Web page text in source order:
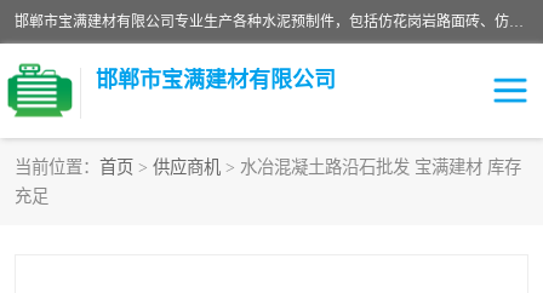
邯郸市宝满建材有限公司专业生产各种水泥预制件，包括仿花岗岩路面砖、仿花岗岩人行道砖、仿花岗岩路侧石、烧结砖、植草砖、码头砖连锁块、仿花岗岩路侧石、沙井盖、水泥盖板等各种水泥制品
邯郸市宝满建材有限公司
当前位置： 首页 > 供应商机 > 水冶混凝土路沿石批发 宝满建材 库存
充足
墙体砖